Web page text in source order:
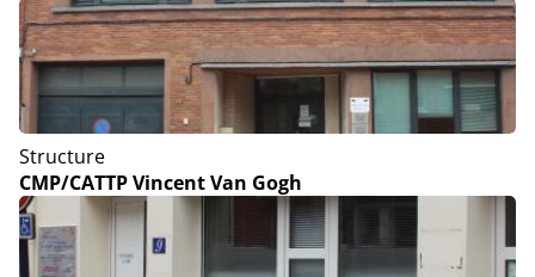
Structure
CMP/CATTP Vincent Van Gogh